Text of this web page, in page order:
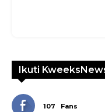
Ikuti
107 Fans